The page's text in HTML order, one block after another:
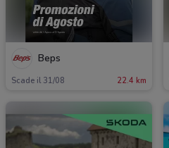
Beps
Scade il 31/08 22.4 km